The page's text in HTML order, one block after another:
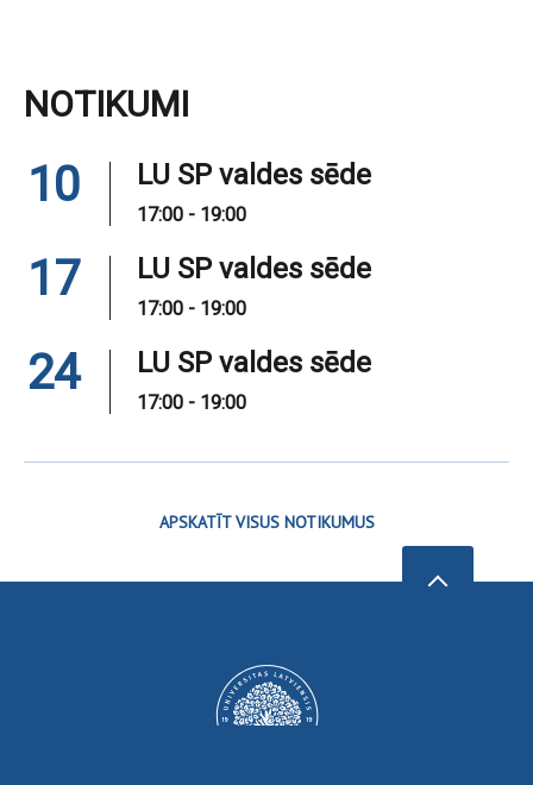
NOTIKUMI
10 LU SP valdes sēde
17:00 - 19:00
17 LU SP valdes sēde
17:00 - 19:00
24 LU SP valdes sēde
17:00 - 19:00
APSKATĪT VISUS NOTIKUMUS